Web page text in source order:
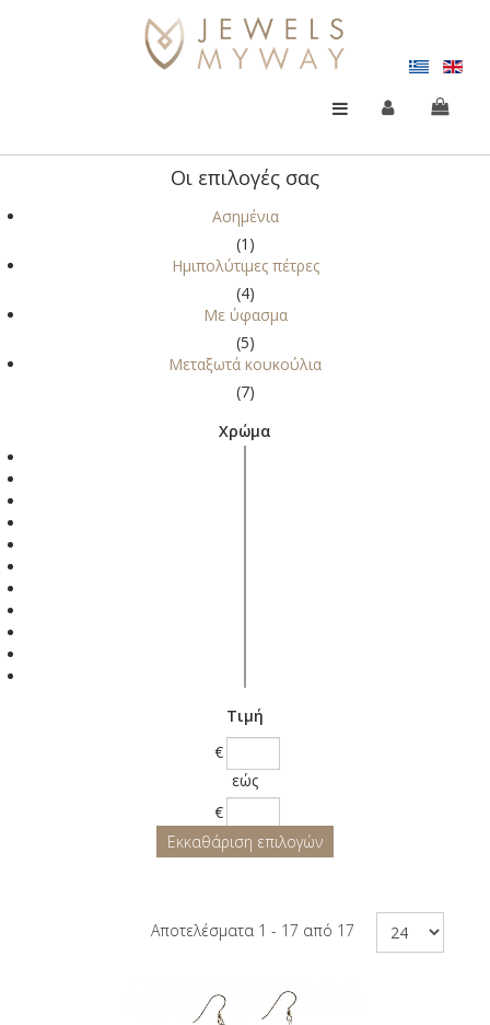
Οι επιλογές σας
Ασημένια
(1)
Ημιπολύτιμες πέτρες
(4)
Με ύφασμα
(5)
Μεταξωτά κουκούλια
(7)
Χρώμα
Τιμή
€
εώς
€
Εκκαθάριση επιλογών
Αποτελέσματα 1 - 17 από 17